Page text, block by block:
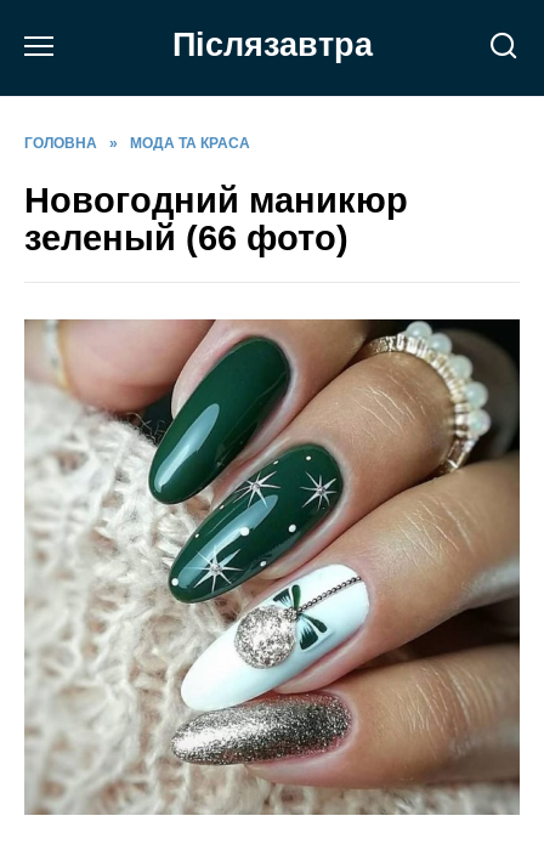
Післязавтра
ГОЛОВНА » МОДА ТА КРАСА
Новогодний маникюр
зеленый (66 фото)